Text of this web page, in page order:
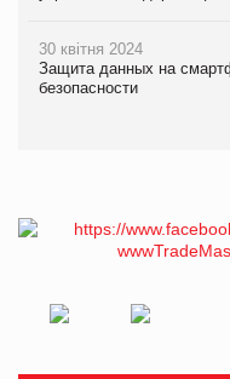
30 квітня 2024
Защита данных на
безопасности